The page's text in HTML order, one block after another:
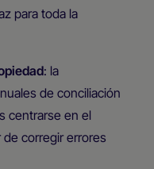
para toda la
: la
de conciliación
centrarse en el
corregir errores